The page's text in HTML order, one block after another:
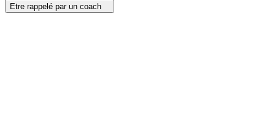
Etre rappelé par un coach